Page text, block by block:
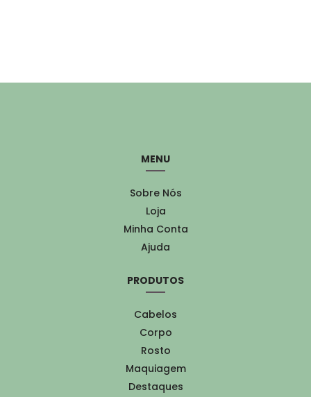
MENU
Sobre Nós
Loja
Minha Conta
Ajuda
PRODUTOS
Cabelos
Corpo
Rosto
Maquiagem
Destaques